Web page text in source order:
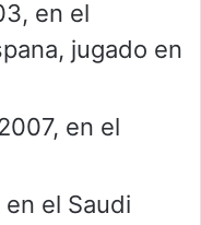
en el
jugado en
en el
en el Saudi